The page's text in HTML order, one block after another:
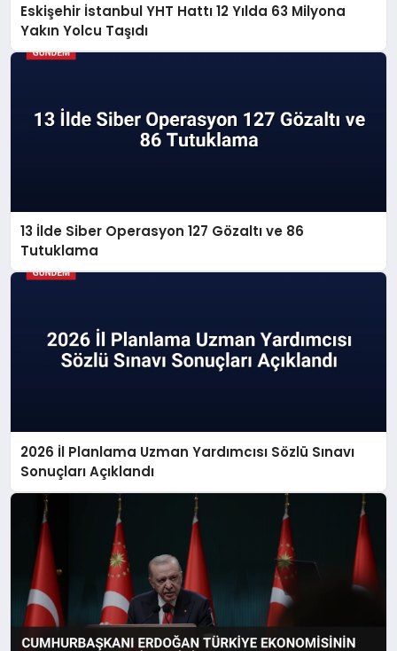
Eskişehir İstanbul YHT Hattı 12 Yılda 63 Milyona
Yakın Yolcu Taşıdı
13 İlde Siber Operasyon 127 Gözaltı ve 86
Tutuklama
2026 İl Planlama Uzman Yardımcısı Sözlü Sınavı
Sonuçları Açıklandı